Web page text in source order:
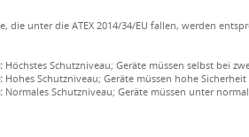
die unter die ATEX 2014/34/EU fallen, werden
Höchstes Schutzniveau; Geräte müssen selbst bei
Hohes Schutzniveau; Geräte müssen hohe
Normales Schutzniveau; Geräte müssen unter